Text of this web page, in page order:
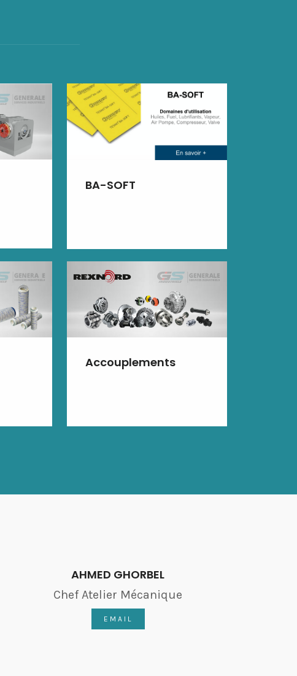
BA-SOFT
Accouplements
AHMED GHORBEL
Chef Atelier Mécanique
EMAIL